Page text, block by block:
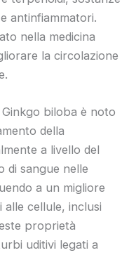
antinfiammatori.
nella medicina
la circolazione
biloba è noto
della
a livello del
di sangue nelle
a un migliore
cellule, inclusi
proprietà
uditivi legati a